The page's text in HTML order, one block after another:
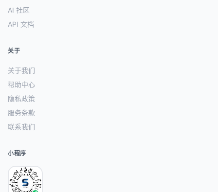
AI 社区
API 文档
关于
关于我们
帮助中心
隐私政策
服务条款
联系我们
小程序